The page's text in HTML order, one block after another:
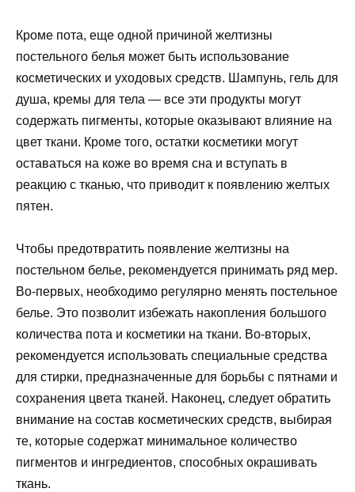
Кроме пота, еще одной причиной желтизны
постельного белья может быть использование
косметических и уходовых средств. Шампунь, гель для
душа, кремы для тела — все эти продукты могут
содержать пигменты, которые оказывают влияние на
цвет ткани. Кроме того, остатки косметики могут
оставаться на коже во время сна и вступать в
реакцию с тканью, что приводит к появлению желтых
пятен.
Чтобы предотвратить появление желтизны на
постельном белье, рекомендуется принимать ряд мер.
Во-первых, необходимо регулярно менять постельное
белье. Это позволит избежать накопления большого
количества пота и косметики на ткани. Во-вторых,
рекомендуется использовать специальные средства
для стирки, предназначенные для борьбы с пятнами и
сохранения цвета тканей. Наконец, следует обратить
внимание на состав косметических средств, выбирая
те, которые содержат минимальное количество
пигментов и ингредиентов, способных окрашивать
ткань.